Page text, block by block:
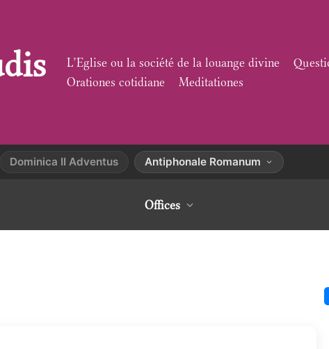
L’Eglise ou la société de la louange divine
Orationes cotidiane
Meditationes
Dominica II Adventus Antiphonale Romanum
Offices